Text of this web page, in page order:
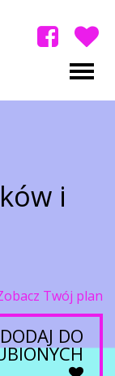
i
Twój plan
DODAJ DO